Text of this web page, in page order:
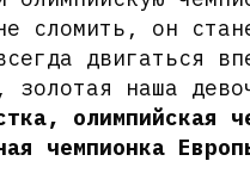
сломить, он
двигаться
золотая наша
олимпийская
чемпионка